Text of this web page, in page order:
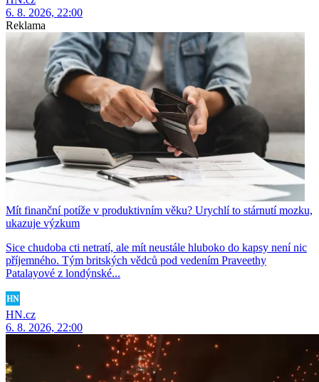
6. 8. 2026, 22:00
Reklama
Mít finanční potíže v produktivním věku? Urychlí to stárnutí mozku,
ukazuje výzkum
Sice chudoba cti netratí, ale mít neustále hluboko do kapsy není nic
příjemného. Tým britských vědců pod vedením Praveethy
Patalayové z londýnské...
HN.cz
6. 8. 2026, 22:00